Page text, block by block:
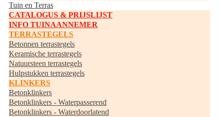
Tuin en Terras
CATALOGUS & PRIJSLIJST
INFO TUINAANNEMER
TERRASTEGELS
Betonnen terrastegels
Keramische terrastegels
Natuursteen terrastegels
Hulpstukken terrastegels
KLINKERS
Betonklinkers
Betonklinkers - Waterpasserend
Betonklinkers - Waterdoorlatend